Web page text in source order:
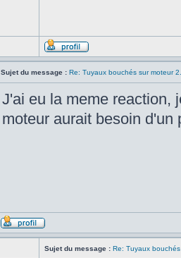
Sujet du message : Re: Tuyaux bouchés sur moteur
J'ai eu la meme reaction,
moteur aurait besoin
Sujet du message : Re: Tuyaux